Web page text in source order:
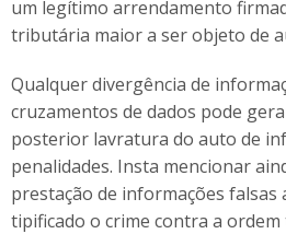
um legítimo arrendamento
tributária maior a ser objeto de
Qualquer divergência de
cruzamentos de dados pode
posterior lavratura do auto de
penalidades. Insta mencionar
prestação de informações falsas
tipificado o crime contra a